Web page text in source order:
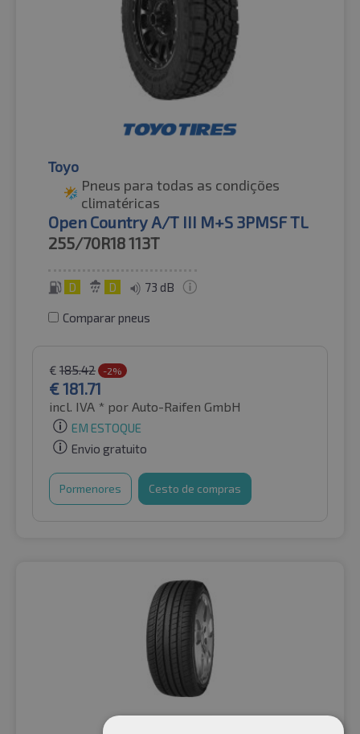
Toyo
Pneus para todas as condições
climatéricas
Open Country A/T III M+S 3PMSF TL
255/70R18113T
D D 73 dB
Comparar pneus
€ 185.42 -2%
€181.71
incl. IVA * por Auto-Raifen GmbH
EM ESTOQUE
Envio gratuito
Pormenores Cesto de compras